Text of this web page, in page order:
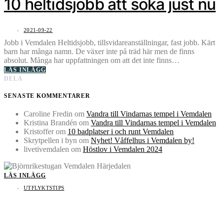
10 heltidsjobb att söka just nu
2021-09-22
Jobb i Vemdalen Heltidsjobb, tillsvidareanställningar, fast jobb. Kärt
barn har många namn. De växer inte på träd här men de finns
absolut. Många har uppfattningen om att det inte finns…
LÄS INLÄGG
DELA
SENASTE KOMMENTARER
Caroline Fredin om Vandra till Vindarnas tempel i Vemdalen
Kristina Brandén om Vandra till Vindarnas tempel i Vemdalen
Kristofferom 10 badplatser i och runt Vemdalen
Skrytpellen i byn om Nyhet! Våffelhus i Vemdalen by!
livetivemdalen om Höstlov i Vemdalen 2024
LÄS INLÄGG
UTFLYKTSTIPS